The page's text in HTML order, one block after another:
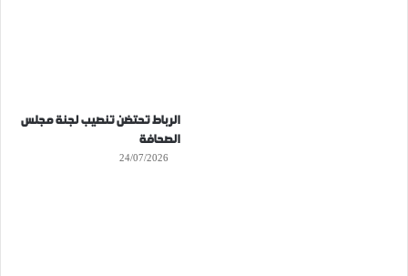
الرباط تحتضن تنصيب لجنة مجلس
الصحافة
24/07/2026